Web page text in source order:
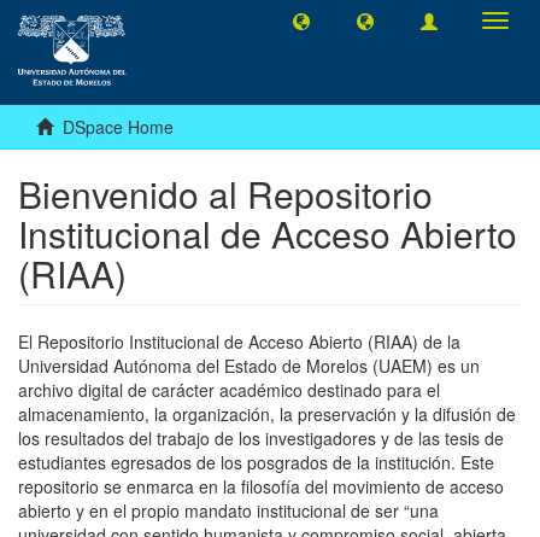
DSpace Home
Bienvenido al Repositorio
Institucional de Acceso Abierto
(RIAA)
El Repositorio Institucional de Acceso Abierto (RIAA) de la
Universidad Autónoma del Estado de Morelos (UAEM) es un
archivo digital de carácter académico destinado para el
almacenamiento, la organización, la preservación y la difusión de
los resultados del trabajo de los investigadores y de las tesis de
estudiantes egresados de los posgrados de la institución. Este
repositorio se enmarca en la filosofía del movimiento de acceso
abierto y en el propio mandato institucional de ser “una